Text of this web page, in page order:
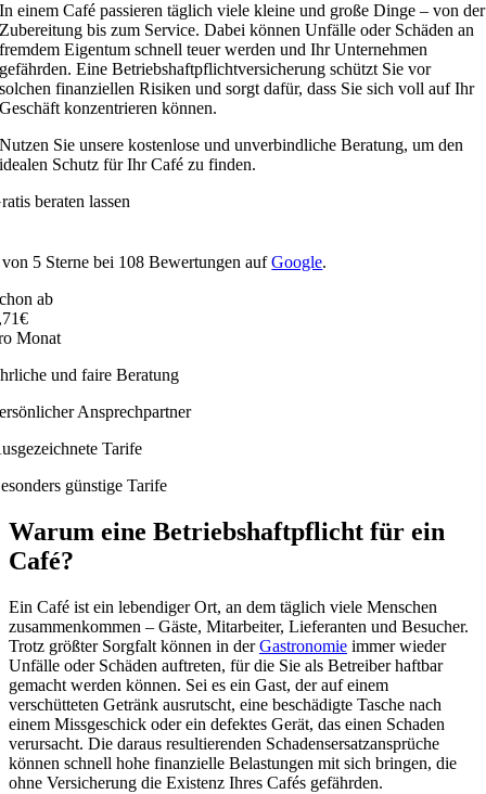
In einem Café passieren täglich viele kleine und große Dinge – von der
Zubereitung bis zum Service. Dabei können Unfälle oder Schäden an
fremdem Eigentum schnell teuer werden und Ihr Unternehmen
gefährden. Eine Betriebshaftpflichtversicherung schützt Sie vor
solchen finanziellen Risiken und sorgt dafür, dass Sie sich voll auf Ihr
Geschäft konzentrieren können.
Nutzen Sie unsere kostenlose und unverbindliche Beratung, um den
idealen Schutz für Ihr Café zu finden.
beraten lassen
5 Sterne bei 108 Bewertungen aufGoogle.
ab
Monat
und faire Beratung
Ansprechpartner
Tarife
günstige Tarife
Warum eine Betriebshaftpflicht für ein
Café?
Ein Café ist ein lebendiger Ort, an dem täglich viele Menschen
zusammenkommen – Gäste, Mitarbeiter, Lieferanten und Besucher.
Trotz größter Sorgfalt können in derGastronomie immer wieder
Unfälle oder Schäden auftreten, für die Sie als Betreiber haftbar
gemacht werden können. Sei es ein Gast, der auf einem
verschütteten Getränk ausrutscht, eine beschädigte Tasche nach
einem Missgeschick oder ein defektes Gerät, das einen Schaden
verursacht. Die daraus resultierenden Schadensersatzansprüche
können schnell hohe finanzielle Belastungen mit sich bringen, die
ohne Versicherung die Existenz Ihres Cafés gefährden.